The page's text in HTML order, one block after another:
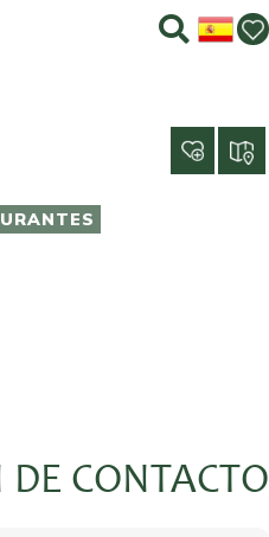
CONTACTO